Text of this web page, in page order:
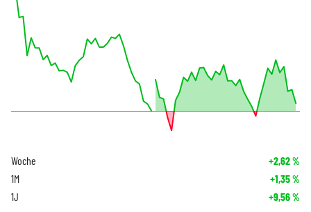
Woche +2,62%
1M +1,35%
1J +9,56%